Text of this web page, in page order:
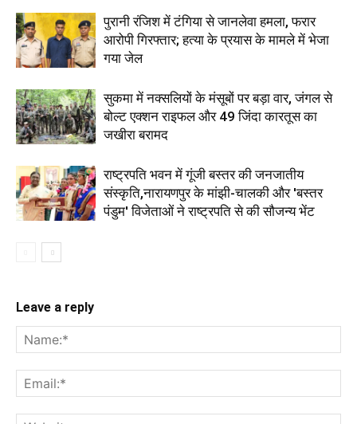
पुरानी रंजिश में टंगिया से जानलेवा हमला, फरार
आरोपी गिरफ्तार; हत्या के प्रयास के मामले में भेजा
गया जेल
सुकमा में नक्सलियों के मंसूबों पर बड़ा वार, जंगल से
बोल्ट एक्शन राइफल और 49 जिंदा कारतूस का
जखीरा बरामद
राष्ट्रपति भवन में गूंजी बस्तर की जनजातीय
संस्कृति,नारायणपुर के मांझी-चालकी और 'बस्तर
पंडुम' विजेताओं ने राष्ट्रपति से की सौजन्य भेंट
Leave a reply